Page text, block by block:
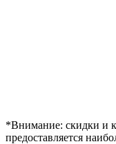
*Внимание: скидки и
предоставляется